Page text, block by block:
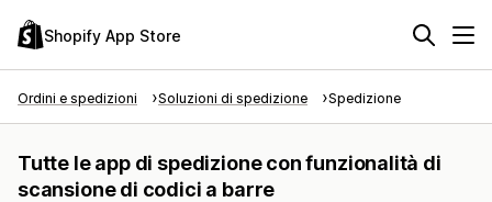
Shopify App Store
Ordini e spedizioni Soluzioni di spedizione Spedizione
Tutte le app di spedizione con funzionalità di
scansione di codici a barre